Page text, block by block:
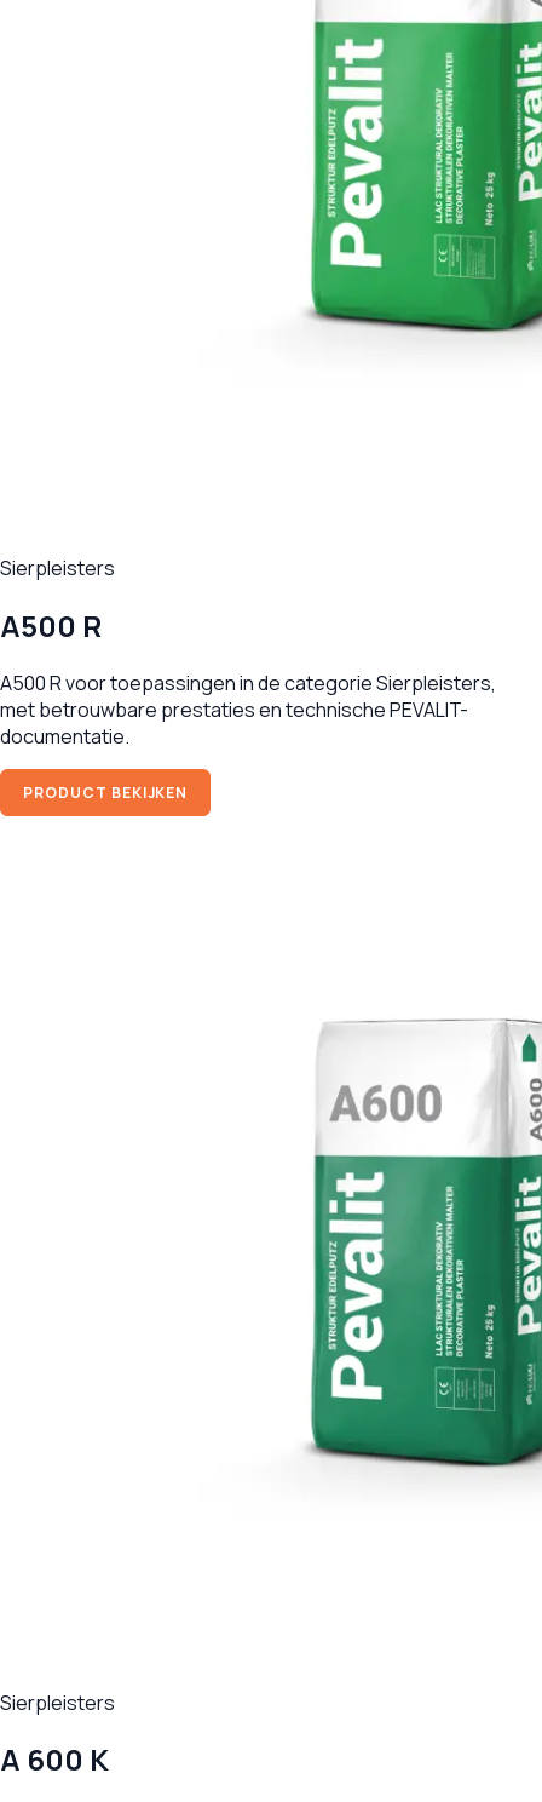
Sierpleisters
A500 R
A500 R voor toepassingen in de categorie Sierpleisters,
met betrouwbare prestaties en technische PEVALIT-
documentatie.
PRODUCT BEKIJKEN
Sierpleisters
A 600 K